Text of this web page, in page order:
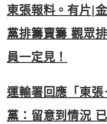
東張報料。有片|
黨排籌賣籌 觀眾
員一定見！
運輸署回應「東
黨：留意到情況